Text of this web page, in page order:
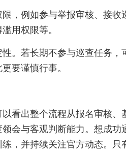
，例如参与举报审核、接收
用权限等。
。若长期不参与巡查任务，
要谨慎行事。
看出整个流程从报名审核、
会与客观判断能力。想成功
，并持续关注官方动态。只